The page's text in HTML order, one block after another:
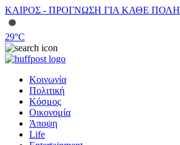
ΚΑΙΡΟΣ - ΠΡΟΓΝΩΣΗ ΓΙΑ ΚΑΘΕ ΠΟΛΗ
29°C
Κοινωνία
Πολιτική
Κόσμος
Οικονομία
Άποψη
Life